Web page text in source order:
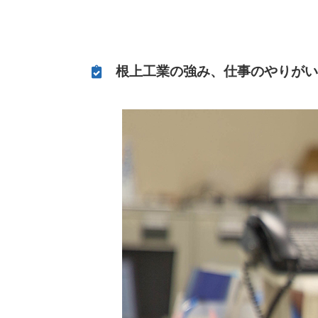
根上工業の強み、仕事のやりがい